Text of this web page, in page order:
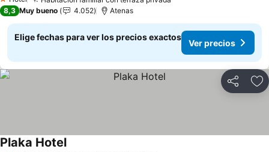
1 Estrellas
8,3 Muy bueno 4.052 Atenas
Elige fechas para ver los precios exactos
Ver precios
Compartir
Plaka HotelVer precios